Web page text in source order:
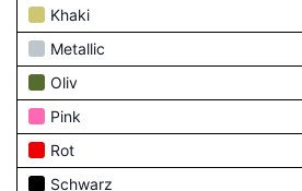
Khaki
Metallic
Oliv
Pink
Rot
Schwarz